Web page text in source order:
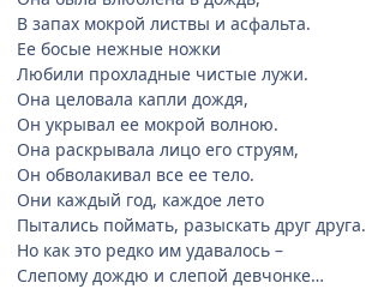
В запах мокрой листвы и асфальта.
Ее босые нежные ножки
Любили прохладные чистые лужи.
Она целовала капли дождя,
Он укрывал ее мокрой волною.
Она раскрывала лицо его струям,
Он обволакивал все ее тело.
Они каждый год, каждое лето
Пытались поймать, разыскать друг друга.
Но как это редко им удавалось –
Слепому дождю и слепой девчонке…